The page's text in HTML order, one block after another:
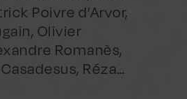
Poivre d’Arvor,
Olivier
Romanès,
Réza…